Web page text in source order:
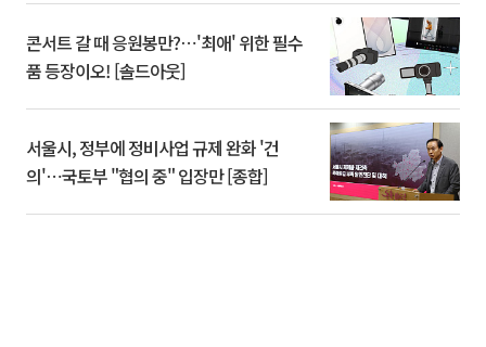
콘서트 갈 때 응원봉만?⋯'최애' 위한 필수
품 등장이오! [솔드아웃]
서울시, 정부에 정비사업 규제 완화 '건
의'⋯국토부 "협의 중" 입장만 [종합]